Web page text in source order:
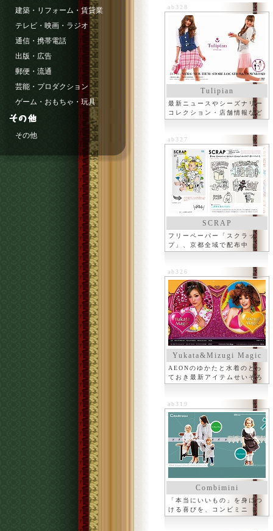
ab328
Tulipian
最新ニュースやシーズナリー
コレクション・店舗情報など
ab327
SCRAP
フリーペーパー「スクラッ
プ」、京都全域で配布中
ab326
Yukata&Mizugi Magic
AEONのゆかたと水着のとっ
ておき最新アイテムせいぞろ
い
ab319
Combimini
「本当にいいもの」を身につ
ける喜びを、コンビミニ
建築・リフォーム・賃貸業
テレビ・映画・ラジオ
通信・携帯電話
出版・広告
郵便・流通
芸能・プロダクション
ゲーム・おもちゃ・玩具
その他